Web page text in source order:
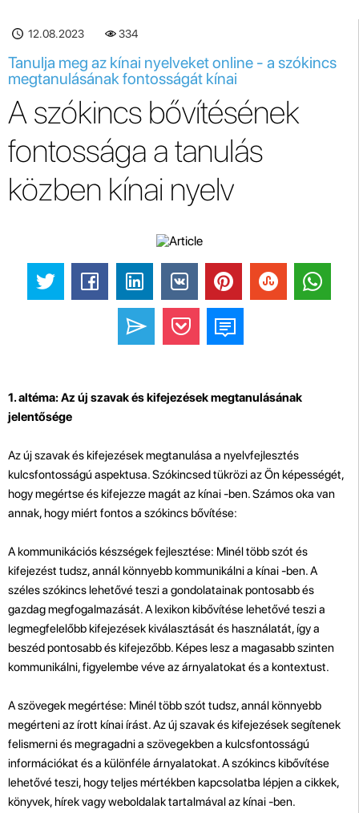
12.08.2023 334
Tanulja meg az kínai nyelveket online - a szókincs
megtanulásának fontosságát kínai
A szókincs bővítésének
fontossága a tanulás
közben kínai nyelv
1. altéma: Az új szavak és kifejezések megtanulásának
jelentősége
Az új szavak és kifejezések megtanulása a nyelvfejlesztés
kulcsfontosságú aspektusa. Szókincsed tükrözi az Ön képességét,
hogy megértse és kifejezze magát az kínai -ben. Számos oka van
annak, hogy miért fontos a szókincs bővítése:
A kommunikációs készségek fejlesztése: Minél több szót és
kifejezést tudsz, annál könnyebb kommunikálni a kínai -ben. A
széles szókincs lehetővé teszi a gondolatainak pontosabb és
gazdag megfogalmazását. A lexikon kibővítése lehetővé teszi a
legmegfelelőbb kifejezések kiválasztását és használatát, így a
beszéd pontosabb és kifejezőbb. Képes lesz a magasabb szinten
kommunikálni, figyelembe véve az árnyalatokat és a kontextust.
A szövegek megértése: Minél több szót tudsz, annál könnyebb
megérteni az írott kínai írást. Az új szavak és kifejezések segítenek
felismerni és megragadni a szövegekben a kulcsfontosságú
információkat és a különféle árnyalatokat. A szókincs kibővítése
lehetővé teszi, hogy teljes mértékben kapcsolatba lépjen a cikkek,
könyvek, hírek vagy weboldalak tartalmával az kínai -ben.